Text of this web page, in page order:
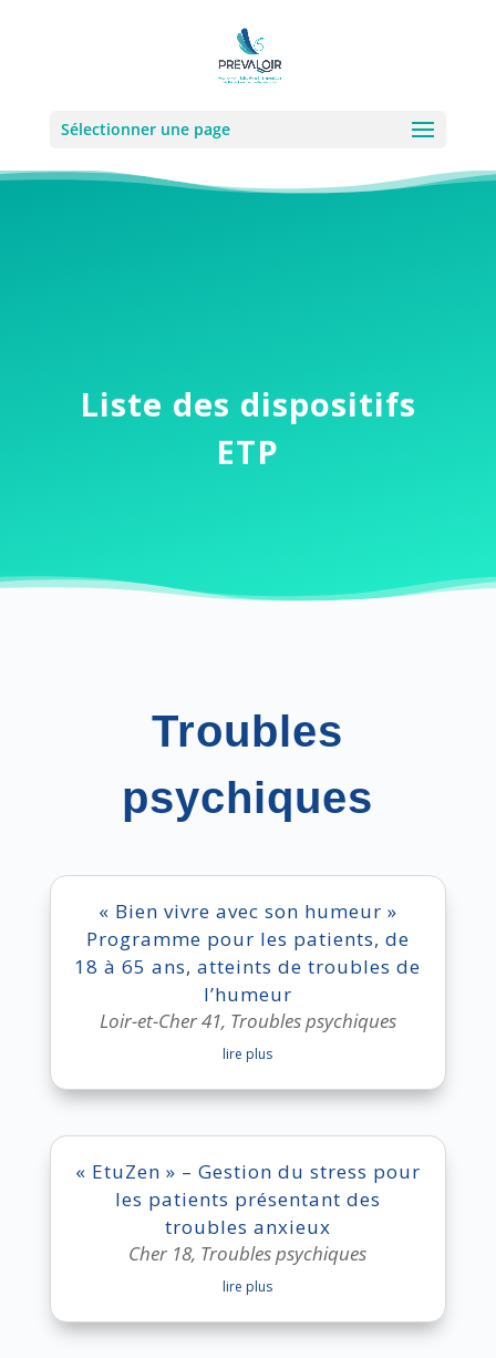
Sélectionner une page
Liste des dispositifs
ETP
Troubles
psychiques
« Bien vivre avec son humeur »
Programme pour les patients, de
18 à 65 ans, atteints de troubles de
l’humeur
Loir-et-Cher 41, Troubles psychiques
lire plus
« EtuZen » – Gestion du stress pour
les patients présentant des
troubles anxieux
Cher 18, Troubles psychiques
lire plus